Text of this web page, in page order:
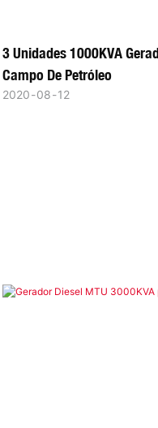
3 Unidades 1000KVA
Campo De Petróleo
2020 08 12